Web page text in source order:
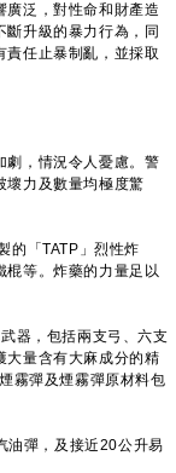
廣泛，對性命和財產造
斷升級的暴力行為，同
責任止暴制亂，並採取
劇，情況令人憂慮。警
壞力及數量均極度驚
的「TATP」烈性炸
棍等。炸藥的力量足以
器，包括兩支弓、六支
大量含有大麻成分的精
霧彈及煙霧彈原材料包
油彈，及接近20公升易